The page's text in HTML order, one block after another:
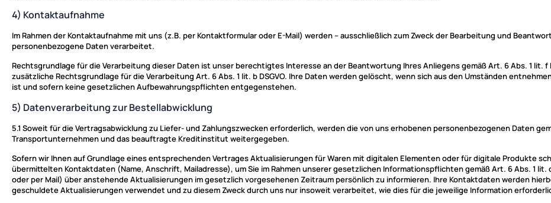
4) Kontaktaufnahme
Im Rahmen der Kontaktaufnahme mit uns (z.B. per Kontaktformular oder E-Mail) werden – ausschließlich zum Zweck der Bearbeitung und
personenbezogene Daten verarbeitet.
Rechtsgrundlage für die Verarbeitung dieser Daten ist unser berechtigtes Interesse an der Beantwortung Ihres Anliegens gemäß Art. 6 Abs. 1 lit. f
zusätzliche Rechtsgrundlage für die Verarbeitung Art. 6 Abs. 1 lit. b DSGVO. Ihre Daten werden gelöscht, wenn sich aus den Umständen
ist und sofern keine gesetzlichen Aufbewahrungspflichten entgegenstehen.
5) Datenverarbeitung zur Bestellabwicklung
5.1 Soweit für die Vertragsabwicklung zu Liefer- und Zahlungszwecken erforderlich, werden die von uns erhobenen personenbezogenen Daten
Transportunternehmen und das beauftragte Kreditinstitut weitergegeben.
Sofern wir Ihnen auf Grundlage eines entsprechenden Vertrages Aktualisierungen für Waren mit digitalen Elementen oder für digitale Produkte
übermittelten Kontaktdaten (Name, Anschrift, Mailadresse), um Sie im Rahmen unserer gesetzlichen Informationspflichten gemäß Art. 6 Abs. 1
oder per Mail) über anstehende Aktualisierungen im gesetzlich vorgesehenen Zeitraum persönlich zu informieren. Ihre Kontaktdaten werden
geschuldete Aktualisierungen verwendet und zu diesem Zweck durch uns nur insoweit verarbeitet, wie dies für die jeweilige Information